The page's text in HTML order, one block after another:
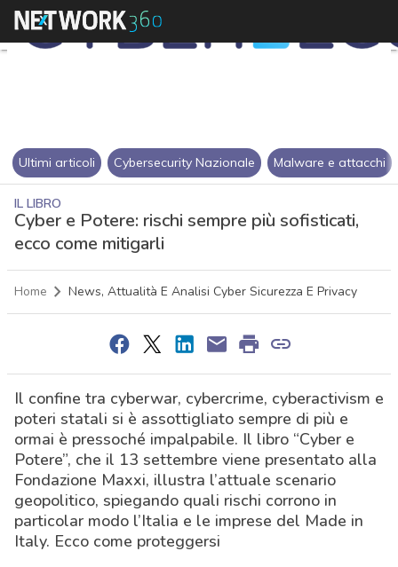
Ultimi articoli Cybersecurity Nazionale Malware e attacchi
IL LIBRO
Cyber e Potere: rischi sempre più sofisticati,
ecco come mitigarli
Home News, Attualità E Analisi Cyber Sicurezza E Privacy
Il confine tra cyberwar, cybercrime, cyberactivism e
poteri statali si è assottigliato sempre di più e
ormai è pressoché impalpabile. Il libro “Cyber e
Potere”, che il 13 settembre viene presentato alla
Fondazione Maxxi, illustra l’attuale scenario
geopolitico, spiegando quali rischi corrono in
particolar modo l’Italia e le imprese del Made in
Italy. Ecco come proteggersi